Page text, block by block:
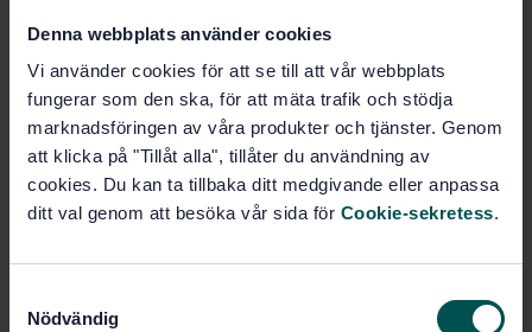
Denna webbplats använder cookies
Vi använder cookies för att se till att vår webbplats
fungerar som den ska, för att mäta trafik och stödja
marknadsföringen av våra produkter och tjänster. Genom
att klicka på "Tillåt alla", tillåter du användning av
cookies. Du kan ta tillbaka ditt medgivande eller anpassa
ditt val genom att besöka vår sida för Cookie-sekretess.
Nödvändig
Fler alternativ
Produktinformation
Språk: Engelska
and medical equipment - Radio-frequency
disturbance characteristics - Limits